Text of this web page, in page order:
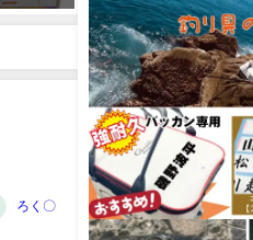
2023年11月9日
ろく〇